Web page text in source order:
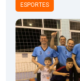
ESPORTES